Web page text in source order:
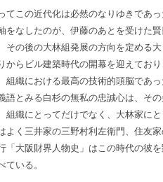
てこの近代化は必然のなりゆきであ
をなしたのが、伊藤のあとを受けた
その後の大林組発展の方向を定める
からビル建築時代の開幕を迎えてお
組織における最高の技術的頭脳であ
語とみる白杉の無私の忠誠心は、そ
組織にとってだけでなく、大林家に
よく三井家の三野村利左衛門、住友
「大阪財界人物史」はこの時代の彼
ている。